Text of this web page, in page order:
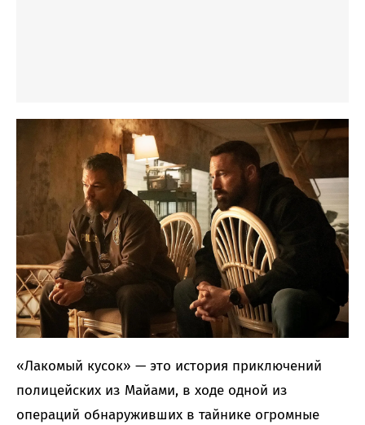
«Лакомый кусок» — это история приключений
полицейских из Майами, в ходе одной из
операций обнаруживших в тайнике огромные